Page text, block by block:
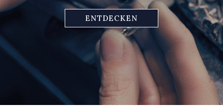
ENTDECKEN